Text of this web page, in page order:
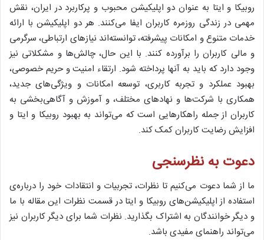
روبیکا و ایتا به عنوان دو اپلیکیشن محبوب و پرکاربرد در ایران، نقش
مهمی در زندگی روزمره کاربران ایفا می‌کنند. هر دو اپلیکیشن با ارائه
خدمات متنوع و امکانات پیشرفته، توانسته‌اند نیازهای ارتباطی، سرگرمی
و مالی کاربران را برآورده کنند. با این حال، چالش‌ها و مشکلاتی نیز
وجود دارد که باید به آنها پرداخته شود. ارتقاء امنیت و حریم خصوصی،
بهبود عملکرد و تجربه کاربری، توسعه امکانات و ویژگی‌های جدید،
همکاری با شرکت‌ها و نهادهای مختلف، و آموزش و آگاهی‌بخشی به
کاربران از جمله راهکارهایی است که می‌تواند به بهبود روبیکا و ایتا و
افزایش رضایت کاربران کمک کند.
دعوت به نظرسنجی
ما از شما دعوت می‌کنیم تا نظرات، تجربیات و انتقادات خود را درباره‌ی
استفاده از اپلیکیشن‌های روبیکا و ایتا در قسمت نظرات این مقاله با ما
و دیگر خوانندگان به اشتراک بگذارید. نظرات شما برای دیگر کاربران نیز
می‌تواند راهنمای مفیدی باشد.